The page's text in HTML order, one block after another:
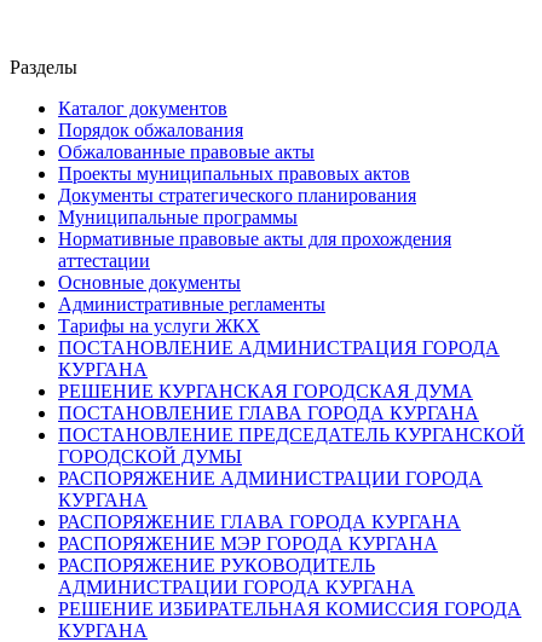
Разделы
Каталог документов
Порядок обжалования
Обжалованные правовые акты
Проекты муниципальных правовых актов
Документы стратегического планирования
Муниципальные программы
Нормативные правовые акты для прохождения
аттестации
Основные документы
Административные регламенты
Тарифы на услуги ЖКХ
ПОСТАНОВЛЕНИЕ АДМИНИСТРАЦИЯ ГОРОДА
КУРГАНА
РЕШЕНИЕ КУРГАНСКАЯ ГОРОДСКАЯ ДУМА
ПОСТАНОВЛЕНИЕ ГЛАВА ГОРОДА КУРГАНА
ПОСТАНОВЛЕНИЕ ПРЕДСЕДАТЕЛЬ КУРГАНСКОЙ
ГОРОДСКОЙ ДУМЫ
РАСПОРЯЖЕНИЕ АДМИНИСТРАЦИИ ГОРОДА
КУРГАНА
РАСПОРЯЖЕНИЕ ГЛАВА ГОРОДА КУРГАНА
РАСПОРЯЖЕНИЕ МЭР ГОРОДА КУРГАНА
РАСПОРЯЖЕНИЕ РУКОВОДИТЕЛЬ
АДМИНИСТРАЦИИ ГОРОДА КУРГАНА
РЕШЕНИЕ ИЗБИРАТЕЛЬНАЯ КОМИССИЯ ГОРОДА
КУРГАНА